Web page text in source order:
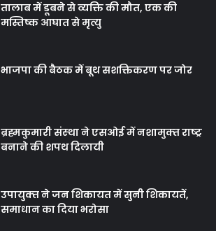
तालाब में डूबने से व्यक्ति की मौत, एक की
मस्तिष्क आघात से मृत्यु
भाजपा की बैठक में बूथ सशक्तिकरण पर जोर
ब्रह्मकुमारी संस्‍था ने एसओई में नशामुक्‍त राष्‍ट्र
बनाने की शपथ दिलायी
उपायुक्‍त ने जन शिकायत में सुनी शिकायतें,
समाधान का दिया भरोसा